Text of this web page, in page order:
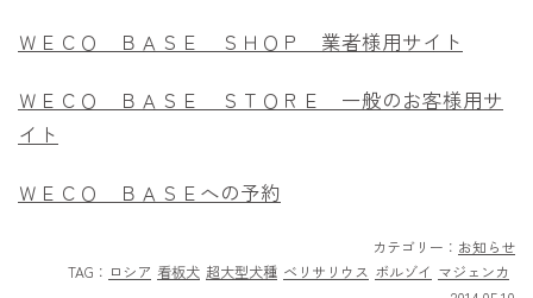
ＷＥＣＯ ＢＡＳＥ ＳＨＯＰ 業者様用サイト
ＷＥＣＯ ＢＡＳＥ ＳＴＯＲＥ 一般のお客様用サ
イト
ＷＥＣＯ ＢＡＳＥへの予約
カテゴリー： お知らせ
TAG： ロシア 看板犬 超大型犬種 ベリサリウス ボルゾイ マジェンカ